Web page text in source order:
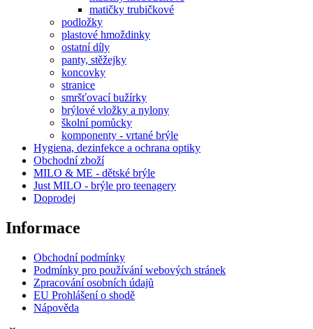
matičky trubičkové
podložky
plastové hmoždinky
ostatní díly
panty, stěžejky
koncovky
stranice
smršťovací bužírky
brýlové vložky a nylony
školní pomůcky
komponenty - vrtané brýle
Hygiena, dezinfekce a ochrana optiky
Obchodní zboží
MILO & ME - dětské brýle
Just MILO - brýle pro teenagery
Doprodej
Informace
Obchodní podmínky
Podmínky pro používání webových stránek
Zpracování osobních údajů
EU Prohlášení o shodě
Nápověda